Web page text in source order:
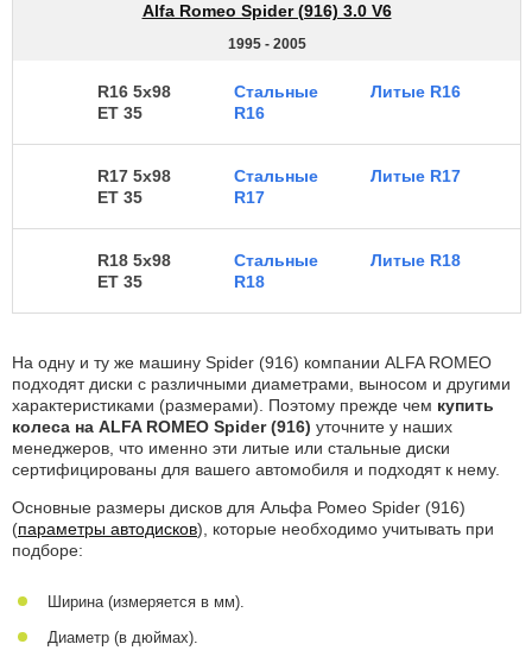
Alfa Romeo Spider (916) 3.0 V6
1995 - 2005
R16 5x98
ET 35
Стальные
R16
Литые R16
R17 5x98
ET 35
Стальные
R17
Литые R17
R18 5x98
ET 35
Стальные
R18
Литые R18
На одну и ту же машину Spider (916) компании ALFA ROMEO
подходят диски с различными диаметрами, выносом и другими
характеристиками (размерами). Поэтому прежде чем купить
колеса на ALFA ROMEO Spider (916) уточните у наших
менеджеров, что именно эти литые или стальные диски
сертифицированы для вашего автомобиля и подходят к нему.
Основные размеры дисков для Альфа Ромео Spider (916)
(параметры автодисков), которые необходимо учитывать при
подборе:
Ширина (измеряется в мм).
Диаметр (в дюймах).